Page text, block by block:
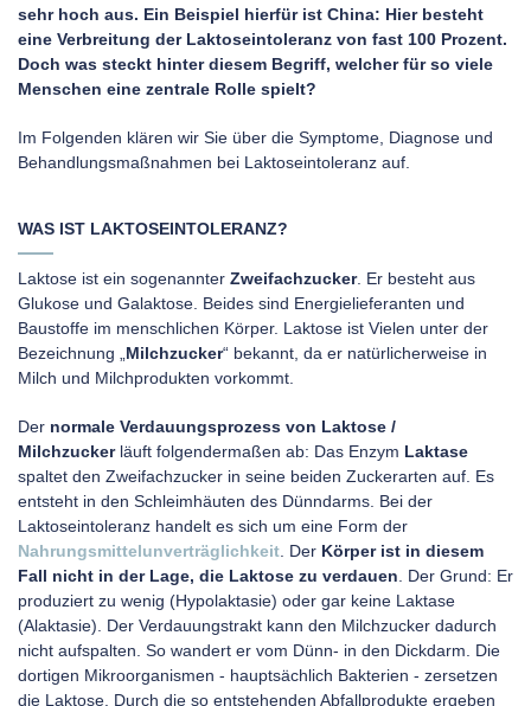
sehr hoch aus. Ein Beispiel hierfür ist China: Hier besteht
eine Verbreitung der Laktoseintoleranz von fast 100 Prozent.
Doch was steckt hinter diesem Begriff, welcher für so viele
Menschen eine zentrale Rolle spielt?
Im Folgenden klären wir Sie über die Symptome, Diagnose und
Behandlungsmaßnahmen bei Laktoseintoleranz auf.
WAS IST LAKTOSEINTOLERANZ?
Laktose ist ein sogenannter Zweifachzucker. Er besteht aus
Glukose und Galaktose. Beides sind Energielieferanten und
Baustoffe im menschlichen Körper. Laktose ist Vielen unter der
Bezeichnung „ Milchzucker“ bekannt, da er natürlicherweise in
Milch und Milchprodukten vorkommt.
Der normale Verdauungsprozess von Laktose /
Milchzuckerläuft folgendermaßen ab: Das Enzym Laktase
spaltet den Zweifachzucker in seine beiden Zuckerarten auf. Es
entsteht in den Schleimhäuten des Dünndarms. Bei der
Laktoseintoleranz handelt es sich um eine Form der
Nahrungsmittelunverträglichkeit . Der Körper ist in diesem
Fall nicht in der Lage, die Laktose zu verdauen . Der Grund: Er
produziert zu wenig (Hypolaktasie) oder gar keine Laktase
(Alaktasie). Der Verdauungstrakt kann den Milchzucker dadurch
nicht aufspalten. So wandert er vom Dünn- in den Dickdarm. Die
dortigen Mikroorganismen - hauptsächlich Bakterien - zersetzen
die Laktose. Durch die so entstehenden Abfallprodukte ergeben